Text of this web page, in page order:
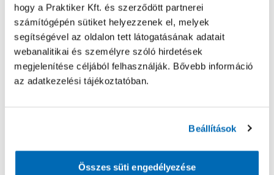
hogy a Praktiker Kft. és szerződött partnerei
számítógépén sütiket helyezzenek el, melyek
segítségével az oldalon tett látogatásának adatait
webanalitikai és személyre szóló hirdetések
megjelenítése céljából felhasználják. Bővebb információ
az adatkezelési tájékoztatóban.
Beállítások
Összes süti engedélyezése